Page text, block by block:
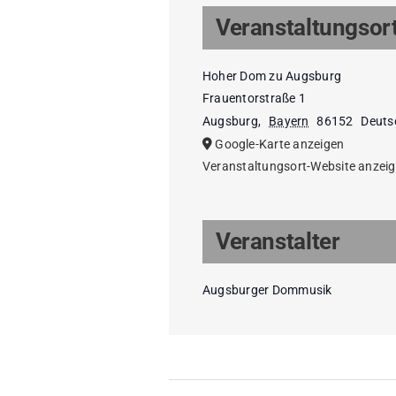
Hoher Dom zu Augsburg
Frauentorstraße 1
Augsburg, Bayern 86152
Google-Karte anzeigen
Veranstaltungsort-Website
Veranstalter
Augsburger Dommusik